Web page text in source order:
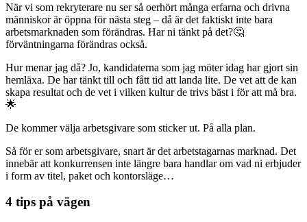
När vi som rekryterare nu ser så oerhört många erfarna och drivna
människor är öppna för nästa steg – då är det faktiskt inte bara
arbetsmarknaden som förändras. Har ni tänkt på det?🤔
förväntningarna förändras också.
Hur menar jag då? Jo, kandidaterna som jag möter idag har gjort sin
hemläxa. De har tänkt till och fått tid att landa lite. De vet att de kan
skapa resultat och de vet i vilken kultur de trivs bäst i för att må bra.
🌟
De kommer välja arbetsgivare som sticker ut. På alla plan.
Så för er som arbetsgivare, snart är det arbetstagarnas marknad. Det
innebär att konkurrensen inte längre bara handlar om vad ni erbjuder
i form av titel, paket och kontorsläge…
4 tips på vägen